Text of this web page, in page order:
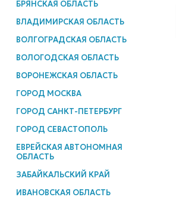
БРЯНСКАЯ ОБЛАСТЬ
ВЛАДИМИРСКАЯ ОБЛАСТЬ
ВОЛГОГРАДСКАЯ ОБЛАСТЬ
ВОЛОГОДСКАЯ ОБЛАСТЬ
ВОРОНЕЖСКАЯ ОБЛАСТЬ
ГОРОД МОСКВА
ГОРОД САНКТ-ПЕТЕРБУРГ
ГОРОД СЕВАСТОПОЛЬ
ЕВРЕЙСКАЯ АВТОНОМНАЯ
ОБЛАСТЬ
ЗАБАЙКАЛЬСКИЙ КРАЙ
ИВАНОВСКАЯ ОБЛАСТЬ